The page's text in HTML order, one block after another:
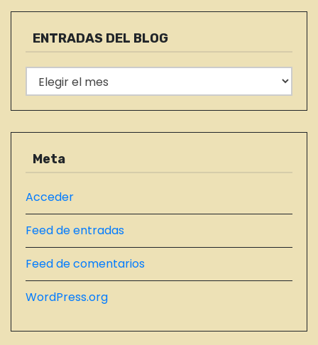
e
í
a
s
ENTRADAS DEL BLOG
N
T
R
A
S
D
B
O
Meta
Acceder
Feed de entradas
Feed de comentarios
WordPress.org